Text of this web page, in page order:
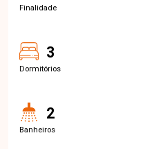
Finalidade
3
Dormitórios
2
Banheiros